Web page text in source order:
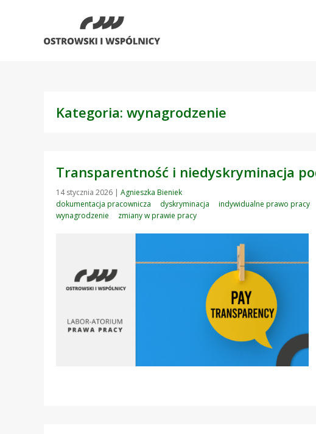
Kategoria: wynagrodzenie
Transparentność i niedyskryminacja
14 stycznia 2026 | Agnieszka Bieniek
dokumentacja pracownicza
dyskryminacja indywidualne prawo pracy
wynagrodzenie
zmiany w prawie pracy